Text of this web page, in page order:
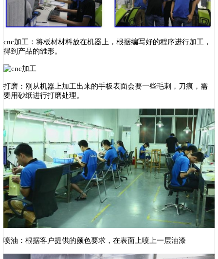
cnc加工：将板材材料放在机器上，根据编写好的程序进行加工，
得到产品的雏形。
打磨：刚从机器上加工出来的手板表面会要一些毛刺，刀痕，需
要用砂纸进行打磨处理。
喷油：根据客户提供的颜色要求，在表面上喷上一层油漆